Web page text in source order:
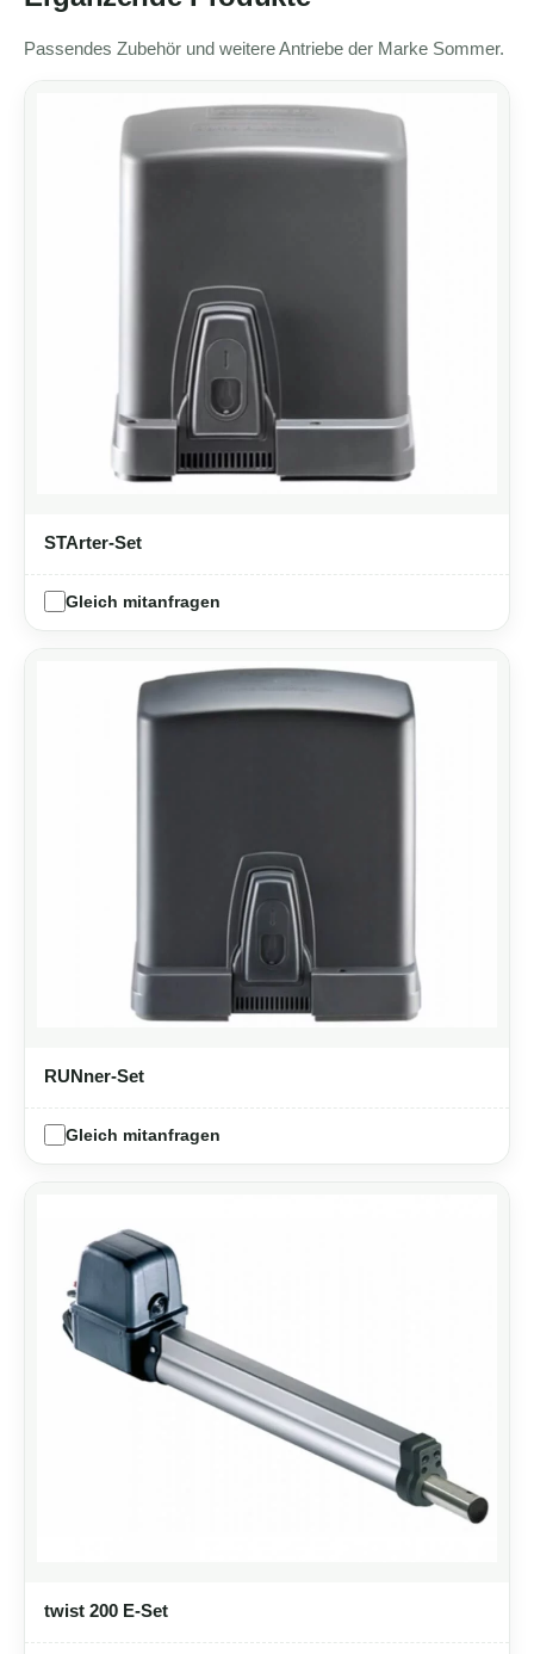
Passendes Zubehör und weitere Antriebe der Marke Sommer.
STArter-Set
Gleich mitanfragen
RUNner-Set
Gleich mitanfragen
twist 200 E-Set